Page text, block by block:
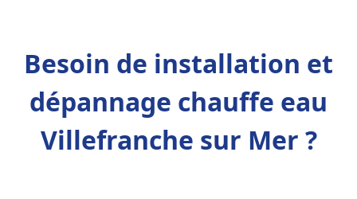
Besoin de installation et
dépannage chauffe eau
Villefranche sur Mer ?